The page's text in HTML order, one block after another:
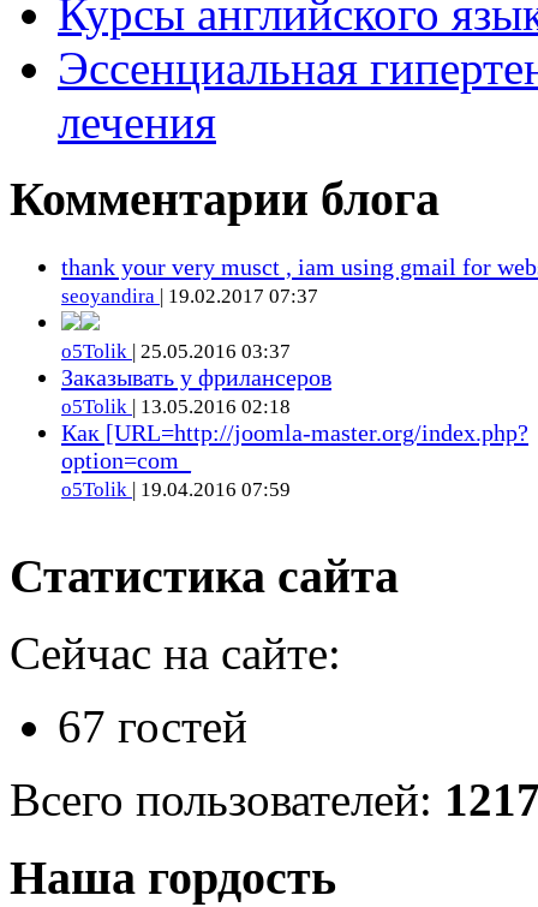
Курсы английского
Эссенциальная
лечения
Комментарии блога
thank your very musct , iam using gmail for
seoyandira | 19.02.2017 07:37
o5Tolik | 25.05.2016 03:37
Заказывать у фрилансеров
o5Tolik | 13.05.2016 02:18
Как [URL=http://joomla-master.org/index.php?
option=com_
o5Tolik | 19.04.2016 07:59
Статистика сайта
Сейчас на сайте:
67 гостей
Всего пользователей:
Наша гордость